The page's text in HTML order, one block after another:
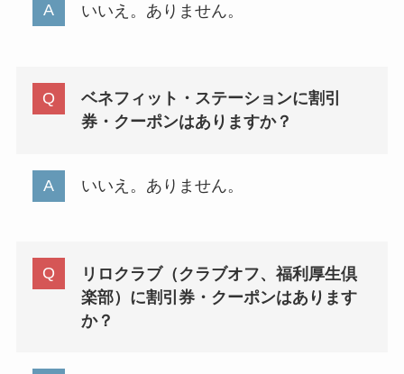
いいえ。ありません。
ベネフィット・ステーションに割引
券・クーポンはありますか？
いいえ。ありません。
リロクラブ（クラブオフ、福利厚生倶
楽部）に割引券・クーポンはあります
か？